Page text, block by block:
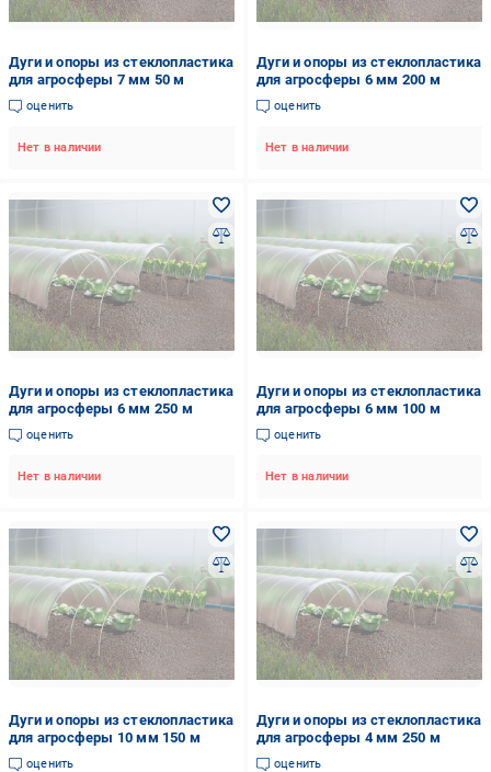
Дуги и опоры из стеклопластика
для агросферы 7 мм 50 м
оценить
Нет в наличии
Дуги и опоры из стеклопластика
для агросферы 6 мм 200 м
оценить
Нет в наличии
Дуги и опоры из стеклопластика
для агросферы 6 мм 250 м
оценить
Нет в наличии
Дуги и опоры из стеклопластика
для агросферы 6 мм 100 м
оценить
Нет в наличии
Дуги и опоры из стеклопластика
для агросферы 10 мм 150 м
оценить
Дуги и опоры из стеклопластика
для агросферы 4 мм 250 м
оценить